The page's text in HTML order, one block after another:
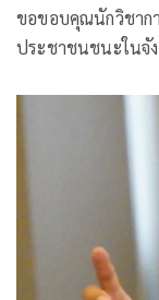
ขอขอบคุณนักวิชาก
ประชาชนชนะในจั